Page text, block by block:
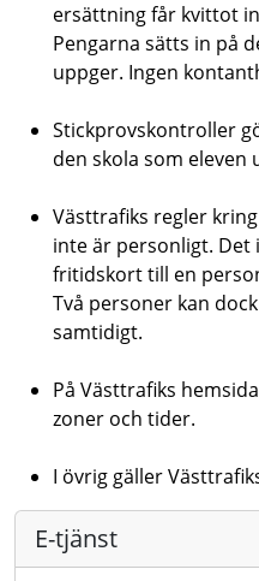
ersättning får kvittot
Pengarna sätts in på
uppger. Ingen
Stickprovskontroller
den skola som eleven
Västtrafiks regler
inte är personligt.
fritidskort till en
Två personer kan
samtidigt.
På Västtrafiks
zoner och tider.
I övrig gäller
E-tjänst